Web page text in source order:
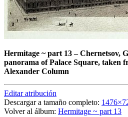
Hermitage ~ part 13–Chernetsov,
panorama of Palace Square, taken
Alexander Column
Editar atribución
Descargar a tamaño completo:
Volver al álbum: Hermitage ~ part 13